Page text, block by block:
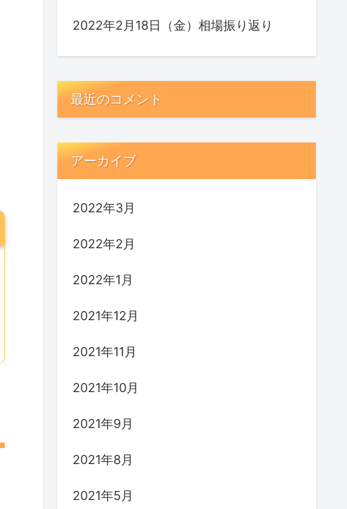
2022年2月18日（金）相場振り返り
最近のコメント
アーカイブ
2022年3月
2022年2月
2022年1月
2021年12月
2021年11月
2021年10月
2021年9月
2021年8月
2021年5月